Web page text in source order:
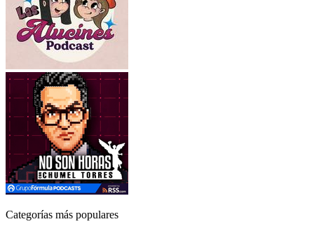
Categorías más populares